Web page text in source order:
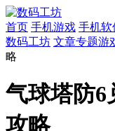
首页 手机游戏 手机软
数码工坊 文章专题游
略
气球塔防6
攻略